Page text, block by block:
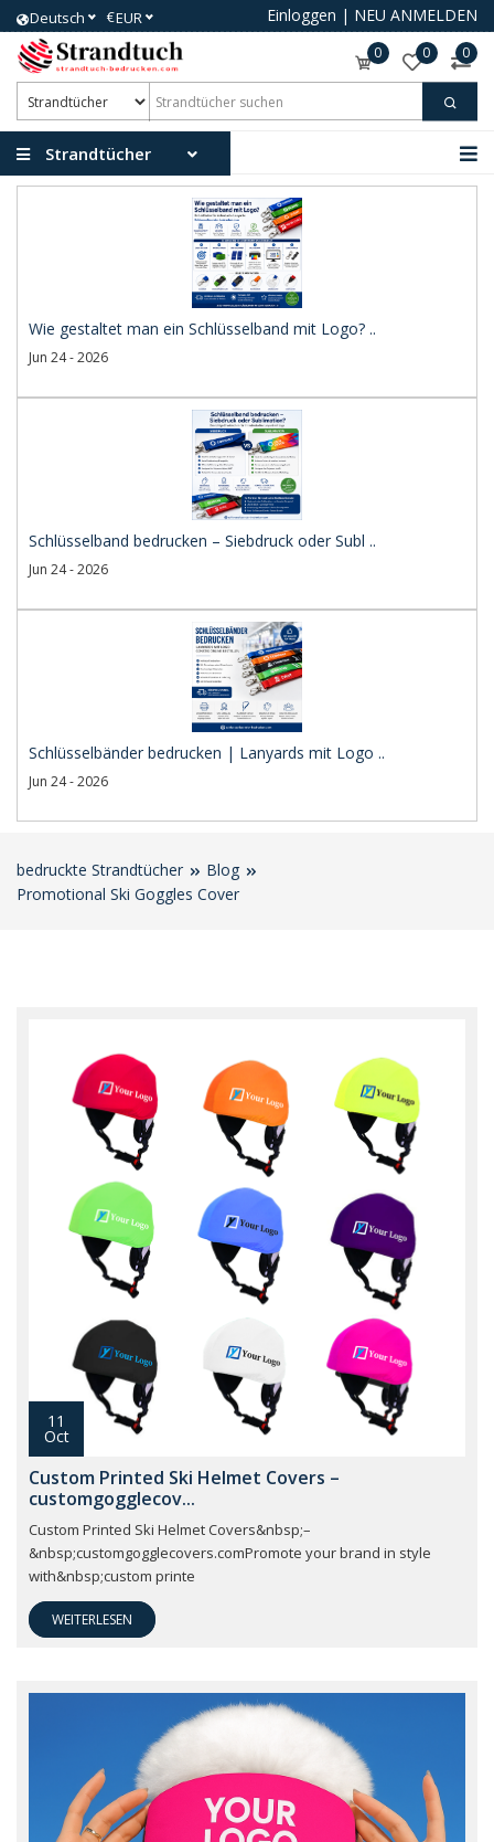
Deutsch €EUR Einloggen | NEU ANMELDEN
0 0 0
Strandtücher
Wie gestaltet man ein Schlüsselband mit Logo? ..
Jun 24 - 2026
Schlüsselband bedrucken – Siebdruck oder Subl ..
Jun 24 - 2026
Schlüsselbänder bedrucken | Lanyards mit Logo ..
Jun 24 - 2026
bedruckte Strandtücher
Blog
Promotional Ski Goggles Cover
11
Oct
Custom Printed Ski Helmet Covers –
customgogglecov...
Custom Printed Ski Helmet Covers&nbsp;–
&nbsp;customgogglecovers.comPromote your brand in style
with&nbsp;custom printe
WEITERLESEN